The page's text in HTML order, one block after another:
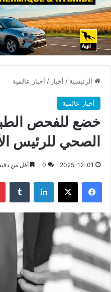
الرئيسية / أخبار / أخبار عالمية
أخبار عالمية
خضع للفحص
الصحي للرئيس
2025-12-01
0 أقل من
فيسبوك X لينكدإن